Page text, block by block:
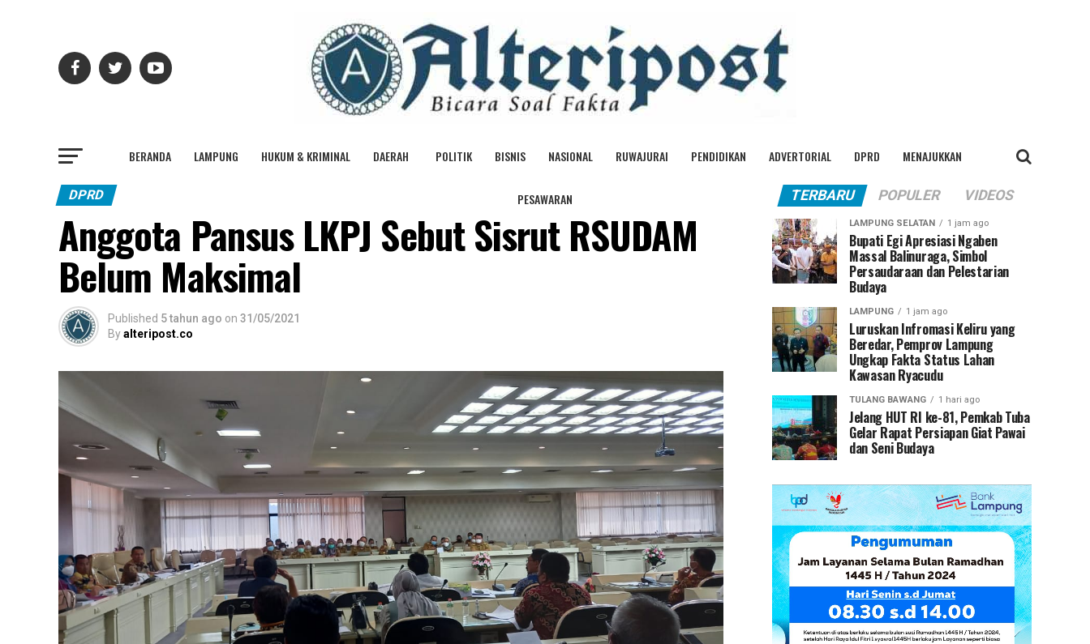
BERANDA LAMPUNG HUKUM & KRIMINAL DAERAH POLITIK BISNIS NASIONAL RUWAJURAI PENDIDIKAN ADVERTORIAL DPRD MENAJUKKAN
PESAWARAN
DPRD
Anggota Pansus LKPJ Sebut Sisrut RSUDAM
Belum Maksimal
Published 5 tahun ago on 31/05/2021
Byalteripost.co
TERBARU POPULER VIDEOS
LAMPUNG SELATAN 1 jam ago
Bupati Egi Apresiasi Ngaben
Massal Balinuraga, Simbol
Persaudaraan dan Pelestarian
Budaya
LAMPUNG 1 jam ago
Luruskan Infromasi Keliru yang
Beredar, Pemprov Lampung
Ungkap Fakta Status Lahan
Kawasan Ryacudu
TULANG BAWANG 1 hari ago
Jelang HUT RI ke-81, Pemkab Tuba
Gelar Rapat Persiapan Giat Pawai
dan Seni Budaya